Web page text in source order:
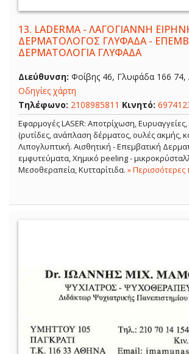
13. LADERMA - ΛΑΓΟΓΙΑΝΝΗ
ΔΕΡΜΑΤΟΛΟΓΟΣ ΓΛΥΦΑΔΑ -
ΔΕΡΜΑΤΟΛΟΓΙΑ ΓΛΥΦΑΔΑ
Διεύθυνση: Φοίβης 46, Γλυφάδα 166 74,
Οδηγίες χάρτη
Τηλέφωνο: 2108985811 Κινητό:
Εφαρμογές LASER: Αποτρίχωση,
(ρυτίδες, ανάπλαση δέρματος, ουλές ακμής,
Λιπογλυπτική. Αισθητική - Επεμβατική
εμφυτεύματα, Χημικό peeling -
Μεσοθεραπεία, Κυτταρίτιδα. »